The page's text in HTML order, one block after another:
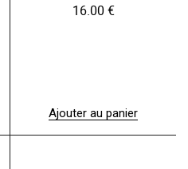
16.00 €
Ajouter au panier